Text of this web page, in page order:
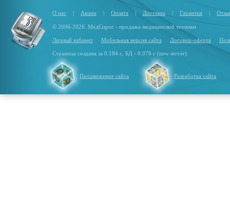
О нас | Акции | Оплата | Доставка | Гарантия |
© 2006-2026. МедСпрос - продажа медицинской техники
Личный кабинет Мобильная версия сайта Договор-оферта
Страница создана за 0.184 с, БД - 0.078 с (new server)
Продвижение сайта Разработка сайта